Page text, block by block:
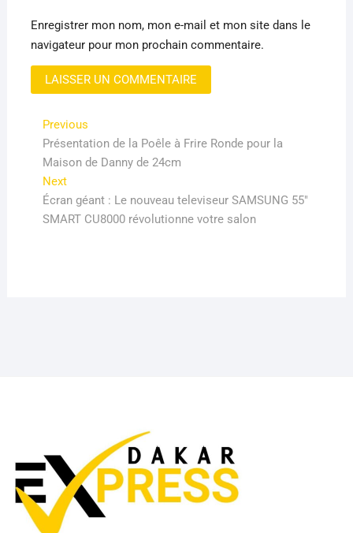
Enregistrer mon nom, mon e-mail et mon site dans le
navigateur pour mon prochain commentaire.
Navigation
de
l’article
PreviousPrevious
post:
Présentation de la Poêle à Frire Ronde pour la
Maison de Danny de 24cm
NextNext
post:
Écran géant : Le nouveau televiseur SAMSUNG 55″
SMART CU8000 révolutionne votre salon